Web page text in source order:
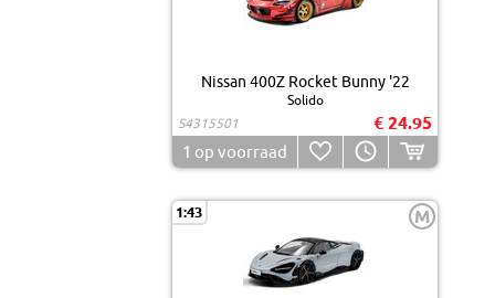
Nissan 400Z Rocket Bunny '22
Solido
S4315501
€ 24.95
1 op voorraad
1:43 M